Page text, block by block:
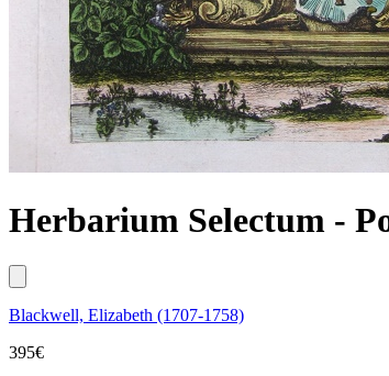
Herbarium Selectum -
Blackwell, Elizabeth (1707-1758)
395€